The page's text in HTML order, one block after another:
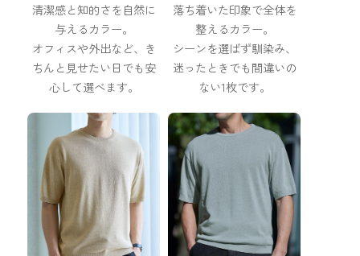
清潔感と知的さを自然に
与えるカラー。
オフィスや外出など、き
ちんと見せたい日でも安
心して選べます。
落ち着いた印象で全体を
整えるカラー。
シーンを選ばず馴染み、
迷ったときでも間違いの
ない1枚です。